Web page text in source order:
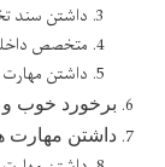
داشتن سند
متخصص
داشتن
برخورد خوب و
داشتن مهارت